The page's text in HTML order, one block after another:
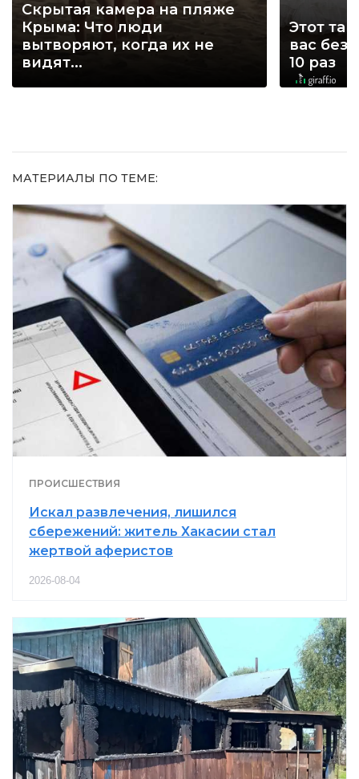
Скрытая камера на пляже
Крыма: Что люди
вытворяют, когда их не
видят...
Этот
вас без
10 раз
МАТЕРИАЛЫ ПО ТЕМЕ:
ПРОИСШЕСТВИЯ
Искал развлечения, лишился
сбережений: житель Хакасии стал
жертвой аферистов
2026-08-04